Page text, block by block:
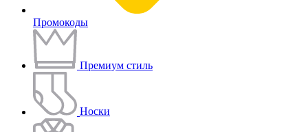
Промокоды
Премиум стиль
Носки